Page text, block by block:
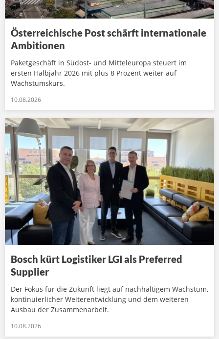
Österreichische Post schärft internationale
Ambitionen
Paketgeschäft in Südost- und Mitteleuropa steuert im
ersten Halbjahr 2026 mit plus 8 Prozent weiter auf
Wachstumskurs.
10.08.2026
Bosch kürt Logistiker LGI als Preferred
Supplier
Der Fokus für die Zukunft liegt auf nachhaltigem Wachstum,
kontinuierlicher Weiterentwicklung und dem weiteren
Ausbau der Zusammenarbeit.
10.08.2026